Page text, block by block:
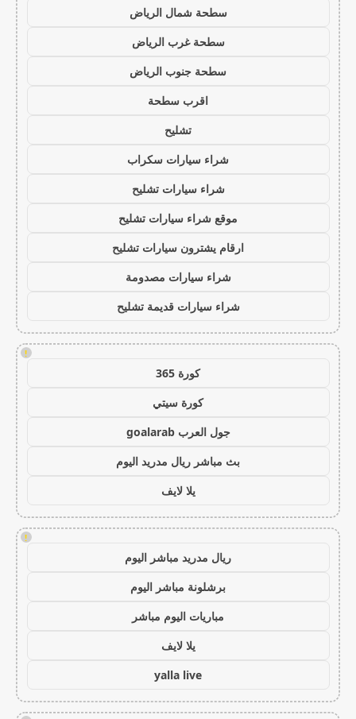
سطحة شمال الرياض
سطحة غرب الرياض
سطحة جنوب الرياض
اقرب سطحة
تشليح
شراء سيارات سكراب
شراء سيارات تشليح
موقع شراء سيارات تشليح
ارقام يشترون سيارات تشليح
شراء سيارات مصدومة
شراء سيارات قديمة تشليح
!
كورة 365
كورة سيتي
جول العرب goalarab
بث مباشر ريال مدريد اليوم
يلا لايف
!
ريال مدريد مباشر اليوم
برشلونة مباشر اليوم
مباريات اليوم مباشر
يلا لايف
yalla live